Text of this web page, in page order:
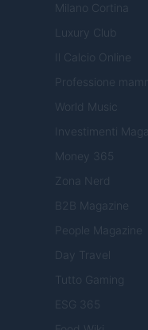
Milano Cortina
Luxury Club
Il Calcio Online
Professione
World Music
Investimenti
Money 365
Zona Nerd
B2B Magazine
People Magazine
Day Travel
Tutto Gaming
ESG 365